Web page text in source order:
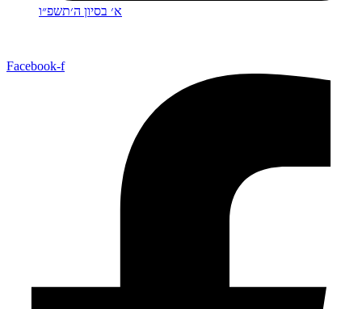
א׳ בסיון ה׳תשפ״ו
Facebook-f